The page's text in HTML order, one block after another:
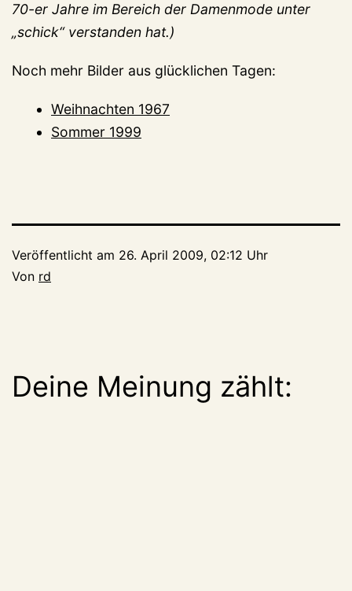
70-er Jahre im Bereich der Damenmode unter
„schick“ verstanden hat.)
Noch mehr Bilder aus glücklichen Tagen:
Weihnachten 1967
Sommer 1999
Veröffentlicht am 26. April 2009, 02:12 Uhr
Von rd
Deine Meinung zählt: